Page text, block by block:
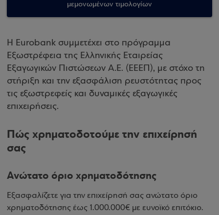
μεμονωμένων τιμολογίων
Η Eurobank συμμετέχει στο πρόγραμμα
Εξωστρέφεια της Ελληνικής Εταιρείας
Εξαγωγικών Πιστώσεων Α.Ε. (ΕΕΕΠ), με στόχο τη
στήριξη και την εξασφάλιση ρευστότητας προς
τις εξωστρεφείς και δυναμικές εξαγωγικές
επιχειρήσεις.
Πώς χρηματοδοτούμε την επιχείρησή
σας
Ανώτατο όριο χρηματοδότησης
Εξασφαλίζετε για την επιχείρησή σας ανώτατο όριο
χρηματοδότησης έως 1.000.000€ με ευνοϊκό επιτόκιο.